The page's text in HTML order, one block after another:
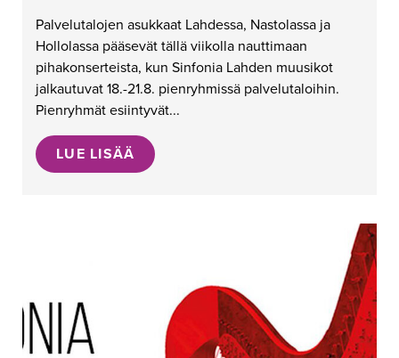
Palvelutalojen asukkaat Lahdessa, Nastolassa ja
Hollolassa pääsevät tällä viikolla nauttimaan
pihakonserteista, kun Sinfonia Lahden muusikot
jalkautuvat 18.-21.8. pienryhmissä palvelutaloihin.
Pienryhmät esiintyvät...
LUE LISÄÄ